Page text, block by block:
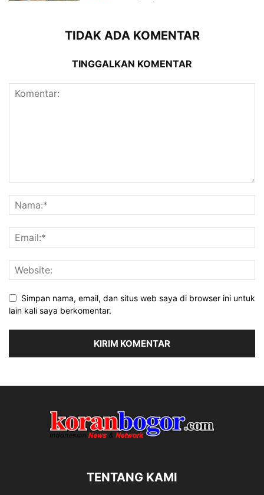
TIDAK ADA KOMENTAR
TINGGALKAN KOMENTAR
Simpan nama, email, dan situs web saya di browser ini untuk
lain kali saya berkomentar.
TENTANG KAMI